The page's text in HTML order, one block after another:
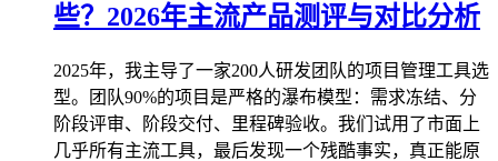
些？2026年主流产品测评与对比分析
2025年，我主导了一家200人研发团队的项目管理工具选
型。团队90%的项目是严格的瀑布模型：需求冻结、分
阶段评审、阶段交付、里程碑验收。我们试用了市面上
几乎所有主流工具，最后发现一个残酷事实，真正能原